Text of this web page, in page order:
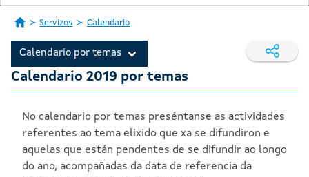
Servizos Calendario
Calendario por temas
Calendario 2019 por temas
No calendario por temas preséntanse as actividades
referentes ao tema elixido que xa se difundiron e
aquelas que están pendentes de se difundir ao longo
do ano, acompañadas da data de referencia da